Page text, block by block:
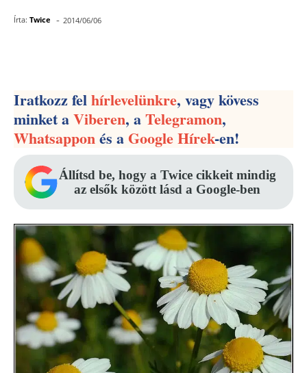
Írta: Twice - 2014/06/06
Iratkozz felhírlevelünkre, vagy kövess
minket aViberen, aTelegramon,
Whatsapponés aGoogle Hírek-en!
Állítsd be, hogy a Twice cikkeit mindig
az elsők között lásd a Google-ben